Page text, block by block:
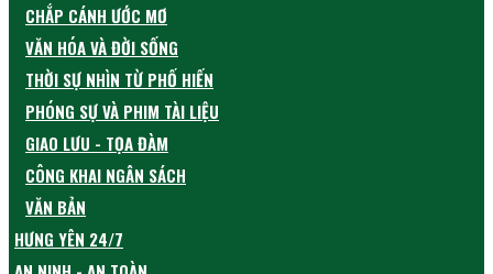
CHẮP CÁNH ƯỚC MƠ
VĂN HÓA VÀ ĐỜI SỐNG
THỜI SỰ NHÌN TỪ PHỐ HIẾN
PHÓNG SỰ VÀ PHIM TÀI LIỆU
GIAO LƯU - TỌA ĐÀM
CÔNG KHAI NGÂN SÁCH
VĂN BẢN
HƯNG YÊN 24/7